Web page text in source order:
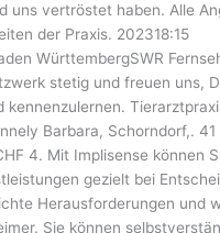
uns vertröstet haben. Alle
der Praxis . 202318:15
WürttembergSWR
stetig und freuen uns,
kennenzulernen.
Barbara, Schorndorf,.
4. Mit Implisense können
gezielt bei
Herausforderungen und
Sie können